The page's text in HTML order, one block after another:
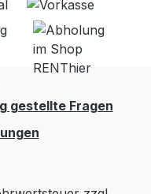
gestellte Fragen